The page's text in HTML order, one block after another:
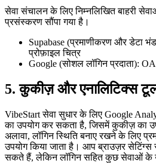
सेवा संचालन के लिए निम्नलिखित बाहरी
प्रसंस्करण सौंपा गया है।
Supabase (प्रमाणीकरण और डेटा
प्रोफ़ाइल चित्र
Google (सोशल लॉगिन प्रदाता):
5. कुकीज़ और एनालिटिक्स
VibeStart सेवा सुधार के लिए Google
का उपयोग कर सकता है, जिसमें कुकीज़ का
अलावा, लॉगिन स्थिति बनाए रखने के लिए
उपयोग किया जाता है। आप ब्राउज़र
सकते हैं, लेकिन लॉगिन सहित कुछ सेवाओं के